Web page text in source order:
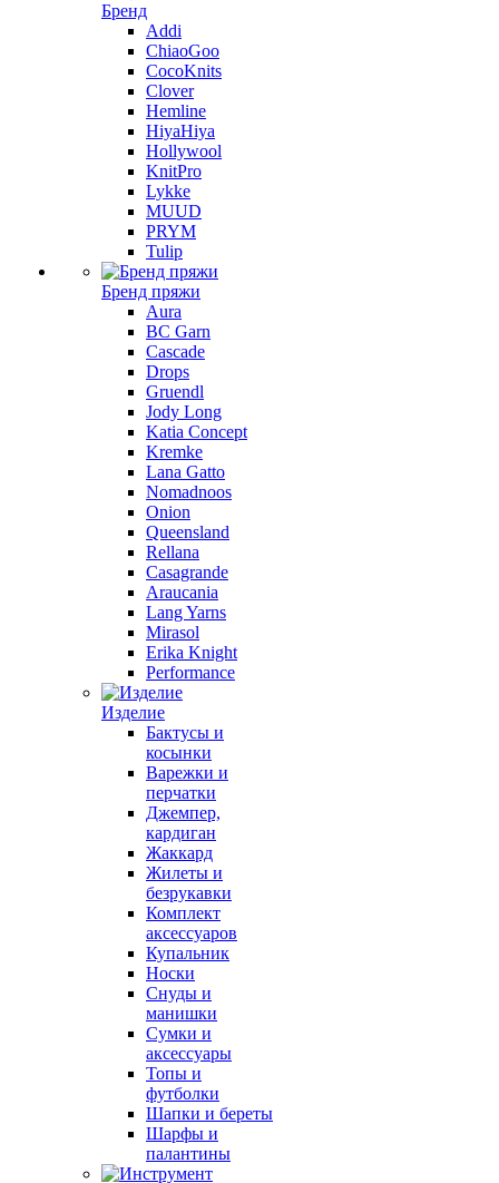
Бренд
Addi
ChiaoGoo
CocoKnits
Clover
Hemline
HiyaHiya
Hollywool
KnitPro
Lykke
MUUD
PRYM
Tulip
Бренд пряжи
Aura
BC Garn
Cascade
Drops
Gruendl
Jody Long
Katia Concept
Kremke
Lana Gatto
Nomadnoos
Onion
Queensland
Rellana
Casagrande
Araucania
Lang Yarns
Mirasol
Erika Knight
Performance
Изделие
Бактусы и
косынки
Варежки и
перчатки
Джемпер,
кардиган
Жаккард
Жилеты и
безрукавки
Комплект
аксессуаров
Купальник
Носки
Снуды и
манишки
Сумки и
аксессуары
Топы и
футболки
Шапки и береты
Шарфы и
палантины